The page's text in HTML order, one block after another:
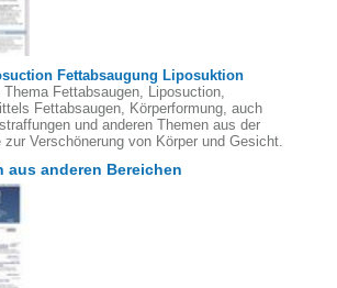
Fettabsaugung Liposuktion
Fettabsaugen, Liposuction,
Fettabsaugen, Körperformung, auch
und anderen Themen aus der
Verschönerung von Körper und Gesicht.
aus anderen Bereichen